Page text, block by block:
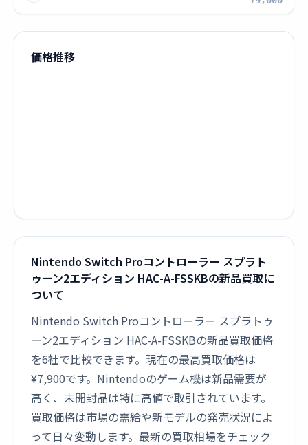
価格推移
Nintendo Switch Proコントローラー スプラト
ゥーン2エディション HAC-A-FSSKBの新品買取に
ついて
Nintendo Switch Proコントローラー スプラトゥ
ーン2エディション HAC-A-FSSKBの新品買取価格
を6社で比較できます。現在の最高買取価格は
¥7,900です。Nintendoのゲーム機は新品需要が
高く、未開封品は特に高値で取引されています。
買取価格は市場の需給や新モデルの発売状況によ
って日々変動します。最新の買取相場をチェック